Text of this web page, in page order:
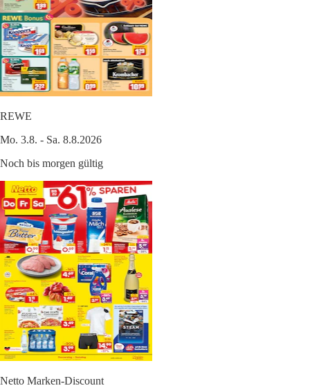
REWE
Mo. 3.8. - Sa. 8.8.2026
Noch bis morgen gültig
Netto Marken-Discount